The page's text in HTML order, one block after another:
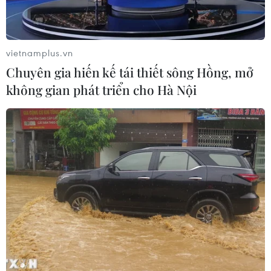
Trại hè Việt Nam 2026: Trải nghiệm
thú vị, gắn kết cội nguồn
23/07/2026 12:53
Gắn kết cộng đồng, phát huy vai trò
của cộng đồng người Việt Nam tại
Nhật Bản
22/07/2026 14:44
Lượng kiều hối về Thành phố Hồ Chí
Minh giảm gần 23% sau nửa năm
22/07/2026 06:22
vietnamplus.vn
Chuyên gia hiến kế tái thiết sông Hồng, mở
không gian phát triển cho Hà Nội